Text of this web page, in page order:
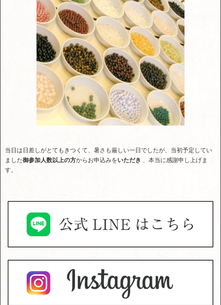
当日は日差しがとてもきつくて、暑さも厳しい一日でしたが、当初予定してい
ました御参加人数以上の方からお申込みをいただき 、本当に感謝申し上げま
す。